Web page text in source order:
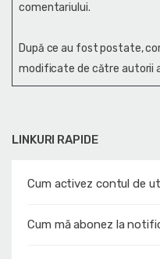
LINKURI RAPIDE
Cum activez contul de
Cum mă abonez la
comentariului.
După ce au fost postate,
modificate de către autorii